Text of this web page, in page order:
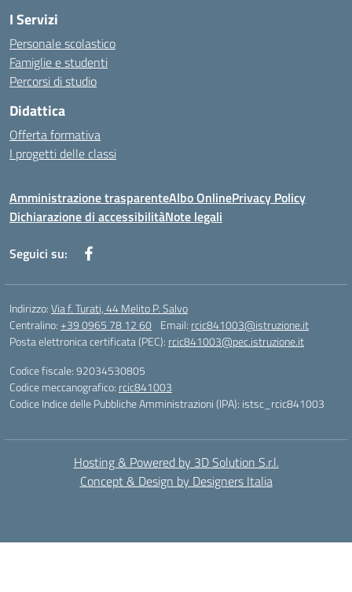
I Servizi
Personale scolastico
Famiglie e studenti
Percorsi di studio
Didattica
Offerta formativa
I progetti delle classi
Amministrazione trasparenteAlbo OnlinePrivacy Policy
Dichiarazione di accessibilitàNote legali
Seguici su:
Indirizzo:Via f. Turati, 44 Melito P. Salvo
Centralino:+39 0965 78 12 60 Email: rcic841003@istruzione.it
Posta elettronica certificata (PEC): rcic841003@pec.istruzione.it
Codice fiscale: 92034530805
Codice meccanografico: rcic841003
Codice Indice delle Pubbliche Amministrazioni (IPA): istsc_rcic841003
Hosting & Powered by 3D Solution S.r.l.
Concept & Design by Designers Italia